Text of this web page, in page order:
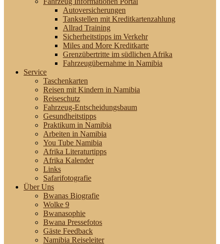
Autoversicherungen
Tankstellen mit Kreditkartenzahlung
Allrad Training
Sicherheitstipps im Verkehr
Miles and More Kreditkarte
Grenzübertritte im südlichen Afrika
Fahrzeugübernahme in Namibia
Service
Taschenkarten
Reisen mit Kindern in Namibia
Reiseschutz
Fahrzeug-Entscheidungsbaum
Gesundheitstipps
Praktikum in Namibia
Arbeiten in Namibia
You Tube Namibia
Afrika Literaturtipps
Afrika Kalender
Links
Safarifotografie
Über Uns
Bwanas Biografie
Wolke 9
Bwanasophie
Bwana Pressefotos
Gäste Feedback
Namibia Reiseleiter